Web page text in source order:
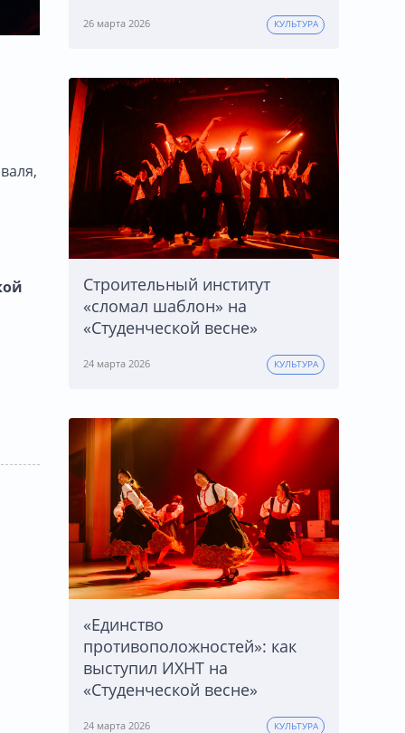
26 марта 2026 КУЛЬТУРА
Строительный институт
«сломал шаблон» на
«Студенческой весне»
24 марта 2026 КУЛЬТУРА
«Единство
противоположностей»: как
выступил ИХНТ на
«Студенческой весне»
24 марта 2026 КУЛЬТУРА